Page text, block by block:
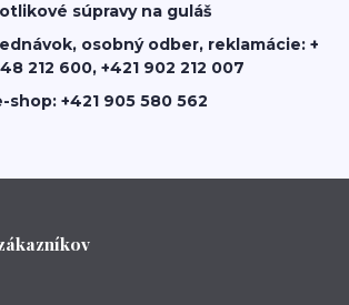
súpravy na guláš
osobný odber, reklamácie: +
212 600, +421 902 212 007
shop: +421 905 580 562